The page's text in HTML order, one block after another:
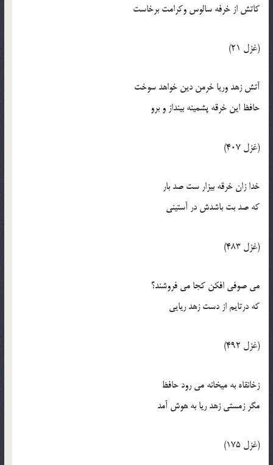
کاتش از خرفه سالوس وکرامت برخاست
(غزل 21)
آتش زهد وريا خرمن دين خواهد سوخت
حافظ اين خرقه پشمينه بينداز و برو
(غزل 407)
خدا زان خرقه بيزار ست صد بار
که صد بت باشدش در آستيني
(غزل 483)
مي صوفي افکن کجا مي فروشند؟
که درتايم از دست زهد ريايي
(غزل 492)
زخانقاه به ميخانه مي رود حافظ
مگر زمستي زهد ريا به هوش آمد
(غزل 175)